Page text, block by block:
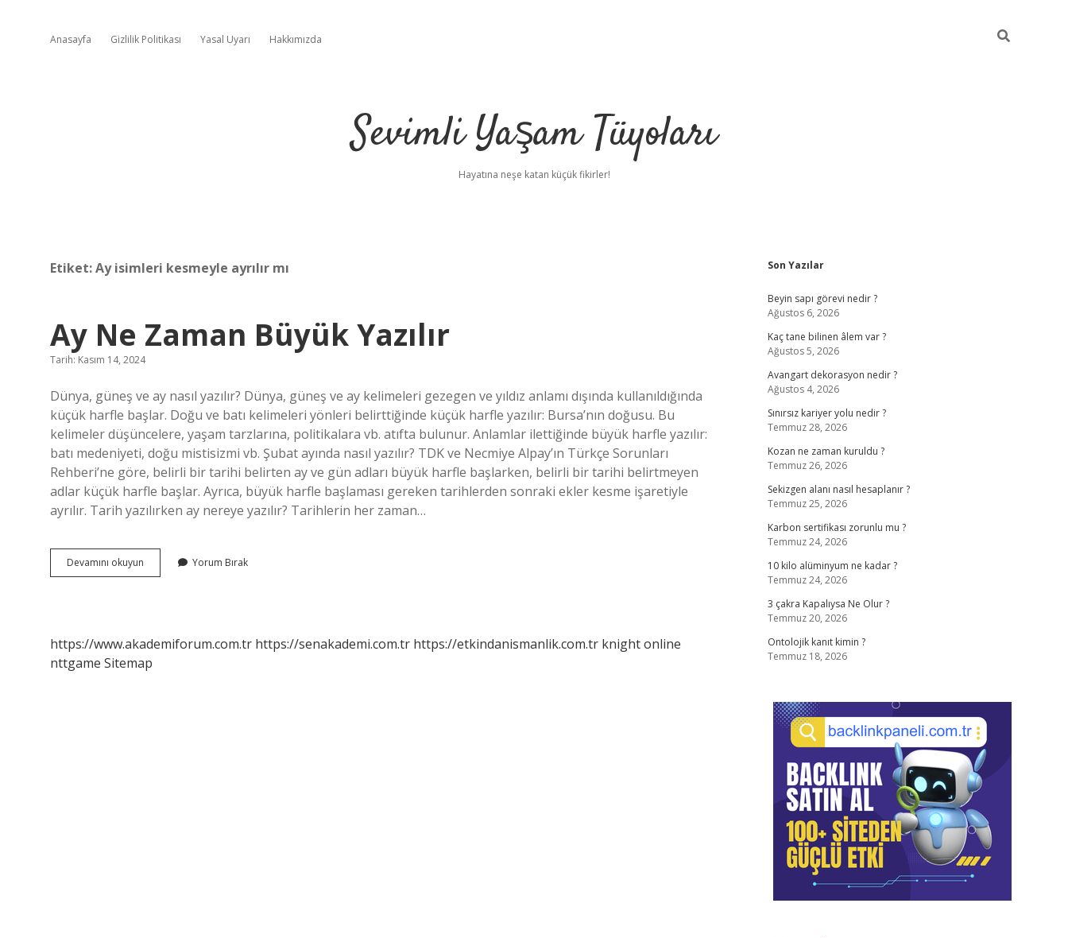
Anasayfa Gizlilik Politikası Yasal Uyarı Hakkımızda
Sevimli Yaşam Tüyoları
Hayatına neşe katan küçük fikirler!
Etiket:Ay isimleri kesmeyle ayrılır mı
Ay Ne Zaman Büyük Yazılır
Tarih: Kasım 14, 2024
Dünya, güneş ve ay nasıl yazılır? Dünya, güneş ve ay kelimeleri gezegen ve yıldız anlamı dışında kullanıldığında
küçük harfle başlar. Doğu ve batı kelimeleri yönleri belirttiğinde küçük harfle yazılır: Bursa’nın doğusu. Bu
kelimeler düşüncelere, yaşam tarzlarına, politikalara vb. atıfta bulunur. Anlamlar ilettiğinde büyük harfle yazılır:
batı medeniyeti, doğu mistisizmi vb. Şubat ayında nasıl yazılır? TDK ve Necmiye Alpay’ın Türkçe Sorunları
Rehberi’ne göre, belirli bir tarihi belirten ay ve gün adları büyük harfle başlarken, belirli bir tarihi belirtmeyen
adlar küçük harfle başlar. Ayrıca, büyük harfle başlaması gereken tarihlerden sonraki ekler kesme işaretiyle
ayrılır. Tarih yazılırken ay nereye yazılır? Tarihlerin her zaman…
Devamını okuyun
Ne
Yorum Bırak
https://www.akademiforum.com.tr https://senakademi.com.tr https://etkindanismanlik.com.tr knight online
nttgame Sitemap
Sidebar
Son Yazılar
Beyin sapı görevi nedir ?
Ağustos 6, 2026
Kaç tane bilinen âlem var ?
Ağustos 5, 2026
Avangart dekorasyon nedir ?
Ağustos 4, 2026
Sınırsız kariyer yolu nedir ?
Temmuz 28, 2026
Kozan ne zaman kuruldu ?
Temmuz 26, 2026
Sekizgen alanı nasıl hesaplanır ?
Temmuz 25, 2026
Karbon sertifikası zorunlu mu ?
Temmuz 24, 2026
10 kilo alüminyum ne kadar ?
Temmuz 24, 2026
3 çakra Kapalıysa Ne Olur ?
Temmuz 20, 2026
Ontolojik kanıt kimin ?
Temmuz 18, 2026